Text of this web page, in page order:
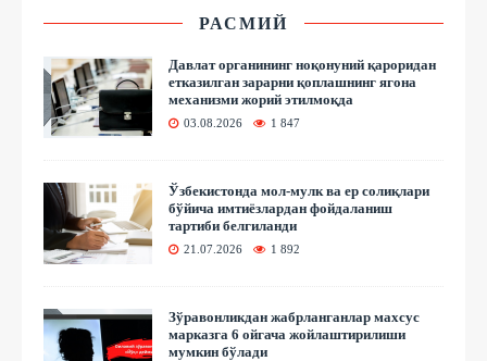
РАСМИЙ
Давлат органининг ноқонуний қароридан
етказилган зарарни қоплашнинг ягона
механизми жорий этилмоқда
03.08.2026 1 847
Ўзбекистонда мол-мулк ва ер солиқлари
бўйича имтиёзлардан фойдаланиш
тартиби белгиланди
21.07.2026 1 892
Зўравонликдан жабрланганлар махсус
марказга 6 ойгача жойлаштирилиши
мумкин бўлади